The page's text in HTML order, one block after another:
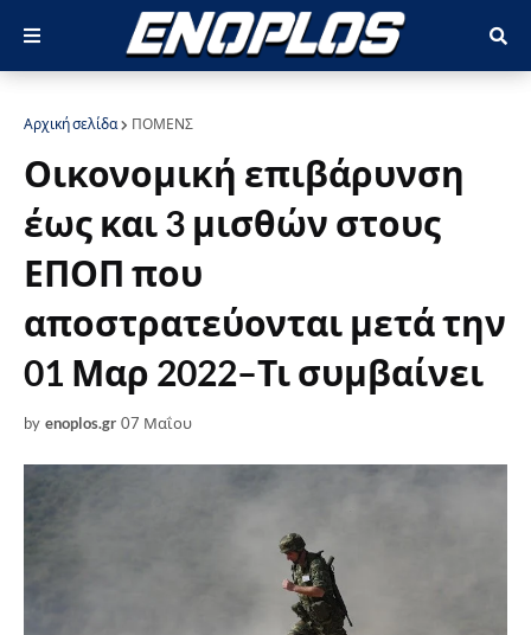
Αρχική σελίδα ΠΟΜΕΝΣ
Οικονομική επιβάρυνση
έως και 3 μισθών στους
ΕΠΟΠ που
αποστρατεύονται μετά την
01 Μαρ 2022–Τι συμβαίνει
by enoplos.gr 07 Μαΐου